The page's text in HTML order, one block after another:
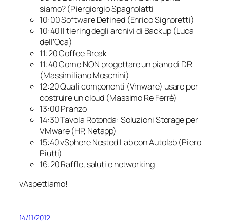
siamo? (Piergiorgio Spagnolatti
10:00 Software Defined (Enrico Signoretti)
10:40 Il tiering degli archivi di Backup (Luca
dell’Oca)
11:20 Coffee Break
11:40 Come NON progettare un piano di DR
(Massimiliano Moschini)
12:20 Quali componenti (Vmware) usare per
costruire un cloud (Massimo Re Ferrè)
13:00 Pranzo
14:30 Tavola Rotonda: Soluzioni Storage per
VMware (HP, Netapp)
15:40 vSphere Nested Lab con Autolab (Piero
Piutti)
16:20 Raffle, saluti e networking
vAspettiamo!
14/11/2012